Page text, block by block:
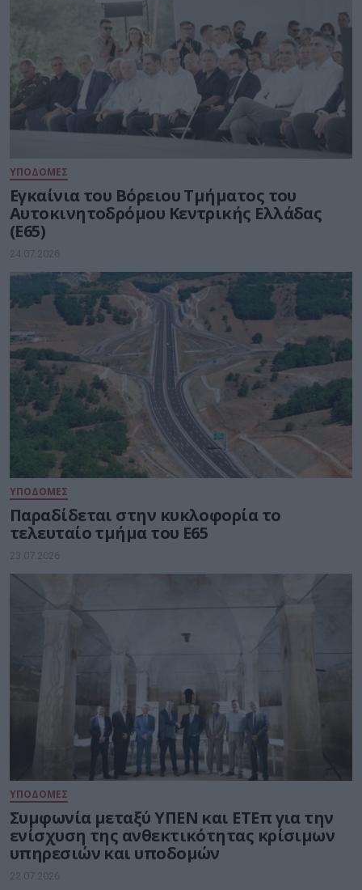
ΥΠΟΔΟΜΕΣ
Εγκαίνια του Βόρειου Τμήματος του
Αυτοκινητοδρόμου Κεντρικής Ελλάδας
(Ε65)
24.07.2026
ΥΠΟΔΟΜΕΣ
Παραδίδεται στην κυκλοφορία το
τελευταίο τμήμα του Ε65
23.07.2026
ΥΠΟΔΟΜΕΣ
Συμφωνία μεταξύ ΥΠΕΝ και ΕΤΕπ για την
ενίσχυση της ανθεκτικότητας κρίσιμων
υπηρεσιών και υποδομών
22.07.2026